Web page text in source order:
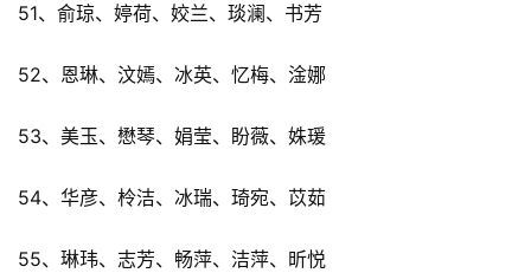
51、俞琼、婷荷、姣兰、琰澜、书芳
52、恩琳、汶嫣、冰英、忆梅、淦娜
53、美玉、懋琴、娟莹、盼薇、姝瑗
54、华彦、柃洁、冰瑞、琦宛、苡茹
55、琳玮、志芳、畅萍、洁萍、昕悦